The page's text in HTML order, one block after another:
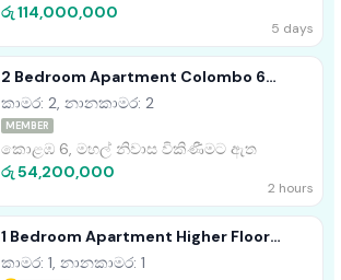
රු 114,000,000
5 days
2 Bedroom Apartment Colombo 6
Wellawatta For Sale
කාමර: 2, නානකාමර: 2
MEMBER
කොළඹ 6, මහල් නිවාස විකිණීමට ඇත
රු 54,200,000
2 hours
1 Bedroom Apartment Higher Floor
Furnished Sale - Colombo 2
කාමර: 1, නානකාමර: 1